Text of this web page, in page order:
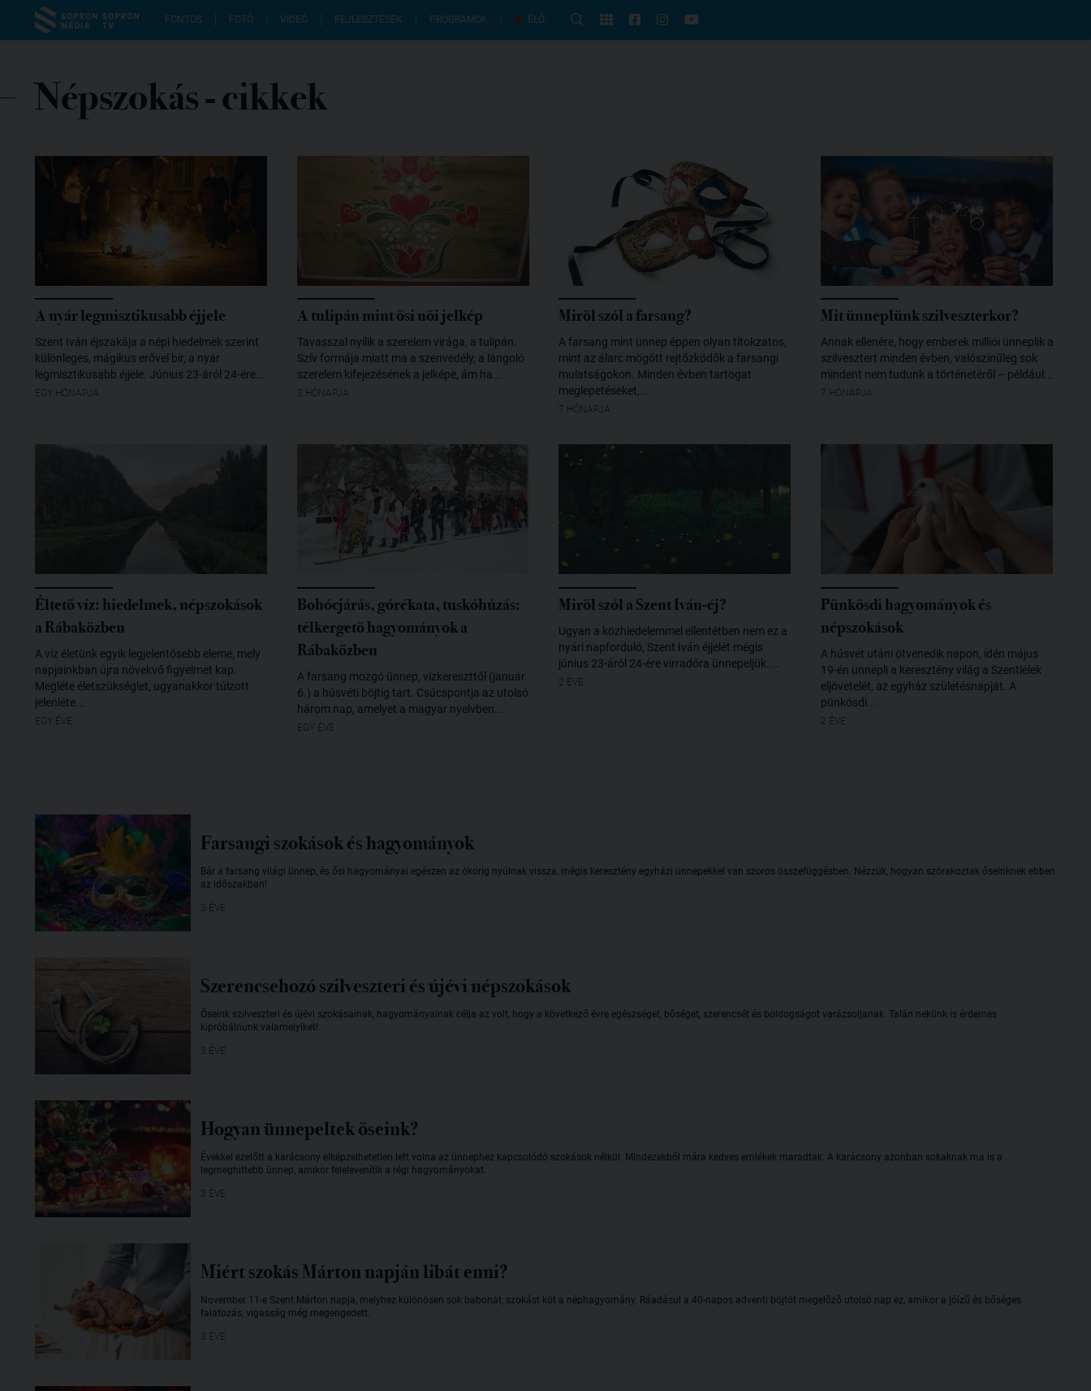
FONTOS FOTÓ VIDEÓ FEJLESZTÉSEK PROGRAMOK ÉLŐ
Népszokás- cikkek
A nyár legmisztikusabb éjjele
Szent Iván éjszakája a népi hiedelmek szerint
különleges, mágikus erővel bír, a nyár
legmisztikusabb éjjele. Június 23-áról 24-ére...
EGY HÓNAPJA
A tulipán mint ősi női jelkép
Tavasszal nyílik a szerelem virága, a tulipán.
Szív formája miatt ma a szenvedély, a lángoló
szerelem kifejezésének a jelképe, ám ha...
3 HÓNAPJA
Miről szól a farsang?
A farsang mint ünnep éppen olyan titokzatos,
mint az álarc mögött rejtőzködők a farsangi
mulatságokon. Minden évben tartogat
meglepetéseket,...
7 HÓNAPJA
Mit ünneplünk szilveszterkor?
Annak ellenére, hogy emberek milliói ünneplik a
szilvesztert minden évben, valószínűleg sok
mindent nem tudunk a történetéről – például...
7 HÓNAPJA
Éltető víz: hiedelmek, népszokások
a Rábaközben
A víz életünk egyik legjelentősebb eleme, mely
napjainkban újra növekvő figyelmet kap.
Megléte életszükséglet, ugyanakkor túlzott
jelenléte...
EGY ÉVE
Bohócjárás, górékata, tuskóhúzás:
télkergető hagyományok a
Rábaközben
A farsang mozgó ünnep, vízkereszttől (január
6.) a húsvéti böjtig tart. Csúcspontja az utolsó
három nap, amelyet a magyar nyelvben...
EGY ÉVE
Miről szól a Szent Iván-éj?
Ugyan a közhiedelemmel ellentétben nem ez a
nyári napforduló, Szent Iván éjjelét mégis
június 23-áról 24-ére virradóra ünnepeljük....
2 ÉVE
Pünkösdi hagyományok és
népszokások
A húsvét utáni ötvenedik napon, idén május
19-én ünnepli a keresztény világ a Szentlélek
eljövetelét, az egyház születésnapját. A
pünkösdi...
2 ÉVE
Farsangi szokások és hagyományok
Bár a farsang világi ünnep, és ősi hagyományai egészen az ókorig nyúlnak vissza, mégis keresztény egyházi ünnepekkel van szoros összefüggésben. Nézzük, hogyan szórakoztak őseinknek ebben
az időszakban!
3 ÉVE
Szerencsehozó szilveszteri és újévi népszokások
Őseink szilveszteri és újévi szokásainak, hagyományainak célja az volt, hogy a következő évre egészséget, bőséget, szerencsét és boldogságot varázsoljanak. Talán nekünk is érdemes
kipróbálnunk valamelyiket!
3 ÉVE
Hogyan ünnepeltek őseink?
Évekkel ezelőtt a karácsony elképzelhetetlen lett volna az ünnephez kapcsolódó szokások nélkül. Mindezekből mára kedves emlékek maradtak. A karácsony azonban sokaknak ma is a
legmeghittebb ünnep, amikor felelevenítik a régi hagyományokat.
3 ÉVE
Miért szokás Márton napján libát enni?
November 11-e Szent Márton napja, melyhez különösen sok babonát, szokást köt a néphagyomány. Ráadásul a 40-napos adventi böjtöt megelőző utolsó nap ez, amikor a jóízű és bőséges
falatozás, vigasság még megengedett.
3 ÉVE